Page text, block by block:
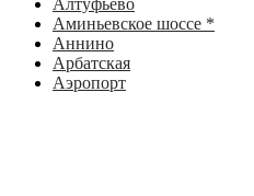
Алтуфьево
Аминьевское шоссе *
Аннино
Арбатская
Аэропорт